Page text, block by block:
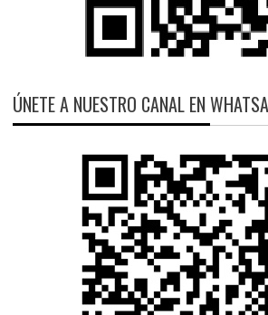
ÚNETE A NUESTRO CANAL EN